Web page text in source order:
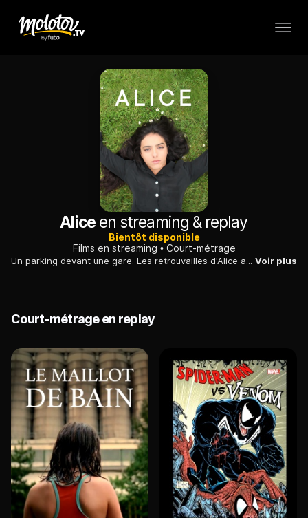
Aliceen streaming & replay
Bientôt disponible
Films en streaming
Court-métrage
Un parking devant une gare. Les retrouvailles d'Alice avec Tancrède ne se passent pas comme prévu... Voir plus
Court-métrage en replay